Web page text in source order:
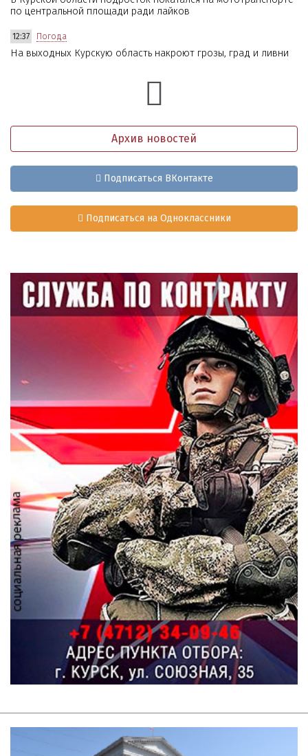
по центральной площади ради лайков
12:37 Погода
На выходных Курскую область накроют грозы, град и ливни
Архив новостей
Подписаться ВКонтакте
Подписаться на Одноклассники